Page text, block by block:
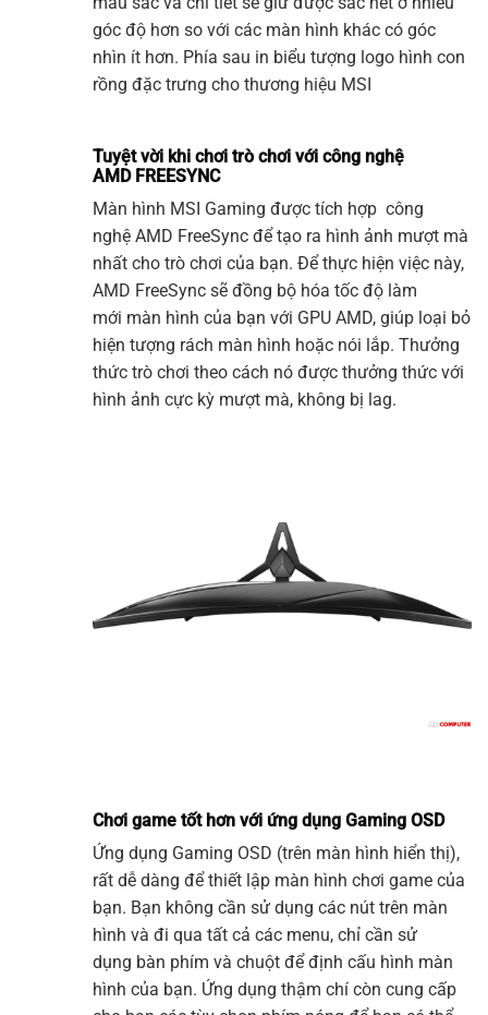
góc độ hơn so với các màn hình khác có góc
nhìn ít hơn. Phía sau in biểu tượng logo hình con
rồng đặc trưng cho thương hiệu MSI
Tuyệt vời khi chơi trò chơi với công nghệ
AMD FREESYNC
Màn hình MSI Gaming được tích hợp công
nghệ AMD FreeSync để tạo ra hình ảnh mượt mà
nhất cho trò chơi của bạn. Để thực hiện việc này,
AMD FreeSync sẽ đồng bộ hóa tốc độ làm
mới màn hình của bạn với GPU AMD, giúp loại bỏ
hiện tượng rách màn hình hoặc nói lắp. Thưởng
thức trò chơi theo cách nó được thưởng thức với
hình ảnh cực kỳ mượt mà, không bị lag.
Chơi game tốt hơn với ứng dụng Gaming OSD
Ứng dụng Gaming OSD (trên màn hình hiển thị),
rất dễ dàng để thiết lập màn hình chơi game của
bạn. Bạn không cần sử dụng các nút trên màn
hình và đi qua tất cả các menu, chỉ cần sử
dụng bàn phím và chuột để định cấu hình màn
hình của bạn. Ứng dụng thậm chí còn cung cấp